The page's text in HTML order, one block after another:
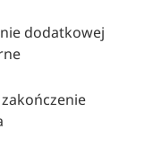
dodatkowej